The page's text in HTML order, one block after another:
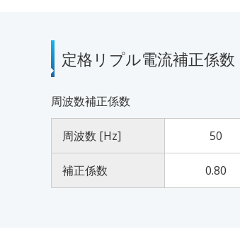
定格リプル電流補正係数
周波数補正係数
周波数 [Hz] 50
補正係数 0.80